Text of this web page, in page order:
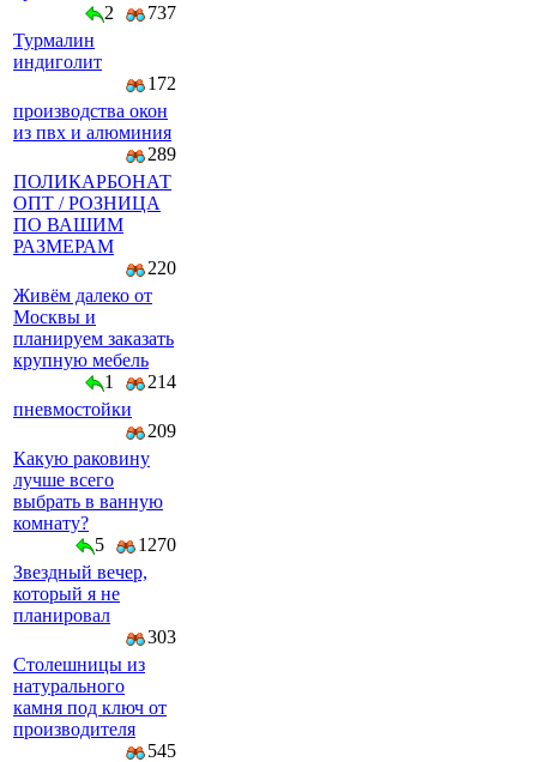
2
737
Турмалин
индиголит
172
производства окон
из пвх и алюминия
289
ПОЛИКАРБОНАТ
ОПТ / РОЗНИЦА
ПО ВАШИМ
РАЗМЕРАМ
220
Живём далеко от
Москвы и
планируем заказать
крупную мебель
1
214
пневмостойки
209
Какую раковину
лучше всего
выбрать в ванную
комнату?
5
1270
Звездный вечер,
который я не
планировал
303
Столешницы из
натурального
камня под ключ от
производителя
545